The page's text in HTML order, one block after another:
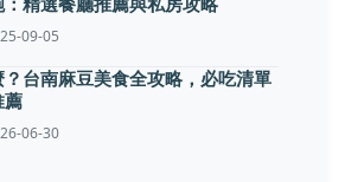
09-05
台南麻豆美食全攻略，必吃清單
薦
06-30